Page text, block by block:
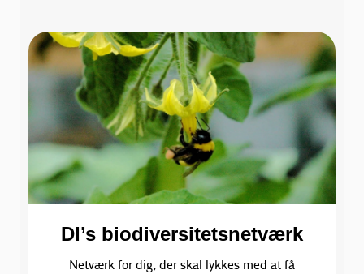
DI’s biodiversitetsnetværk
Netværk for dig, der skal lykkes med at få